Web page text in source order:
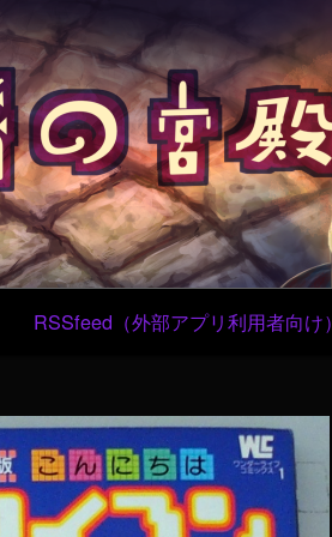
ン
テ
ン
ツ
へ
ス
キ
ッ
プ
RSSfeed（外部アプリ利用者向け）